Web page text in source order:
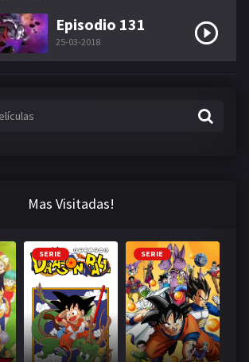
Episodio 131
25-03-2018
Mas Visitadas!
SERIE SERIE